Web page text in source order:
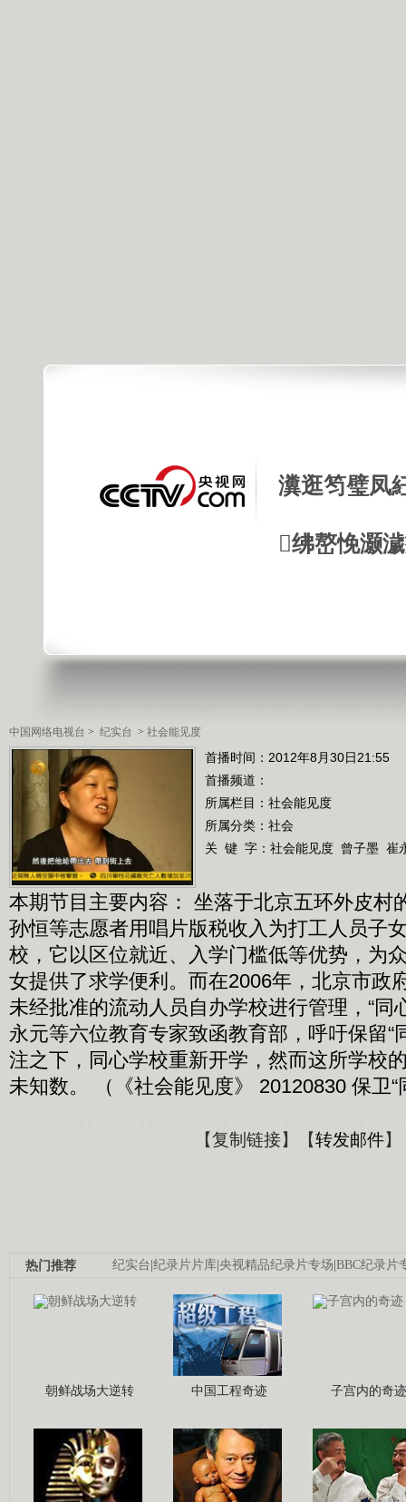
瀵逛笉璧凤
绋嶅悗灏
中国网络电视台 > 纪实台 > 社会能见度
首播时间：2012年8月30日21:55
首播频道：
所属栏目： 社会能见度
所属分类：社会
关 键 字： 社会能见度 曾子墨 崔
本期节目主要内容： 坐落于北京五环外皮村
孙恒等志愿者用唱片版税收入为打工人员子
校，它以区位就近、入学门槛低等优势，为
女提供了求学便利。而在2006年，北京市政
未经批准的流动人员自办学校进行管理，“同
永元等六位教育专家致函教育部，呼吁保留“
注之下，同心学校重新开学，然而这所学校
未知数。 （《社会能见度》 20120830 保卫“
【复制链接】【转发邮件】
纪实台|纪录片片库|央视精品纪录片专场|BBC纪录片
热门推荐
朝鲜战场大逆转 中国工程奇迹 子宫内的奇迹